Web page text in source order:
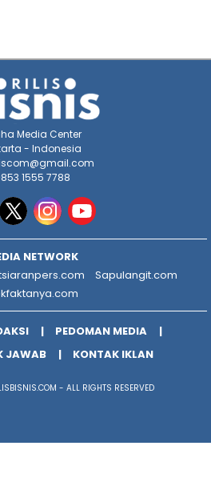
Media Center
- Indonesia
1555 7788
NETWORK
Sapulangit.com
PEDOMAN MEDIA
JAWAB KONTAK IKLAN
- ALL RIGHTS RESERVED